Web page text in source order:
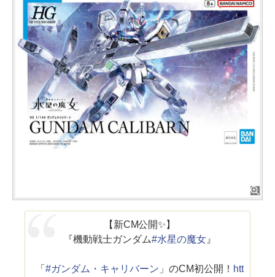
【新CM公開✨】
『機動戦士ガンダム#水星の魔女』
「#ガンダム・キャリバーン 」のCM初公開！ htt